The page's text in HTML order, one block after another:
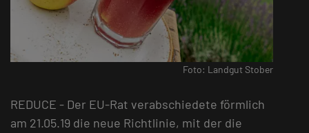
Foto: Landgut Stober
REDUCE - Der EU-Rat verabschiedete förmlich
am 21.05.19 die neue Richtlinie, mit der die